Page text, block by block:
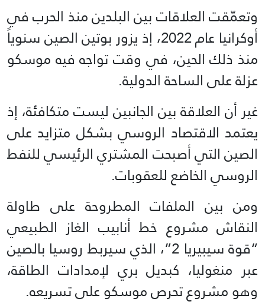
وتعمّقت العلاقات بين البلدين منذ الحرب في
أوكرانيا عام 2022، إذ يزور بوتين الصين سنوياً
منذ ذلك الحين، في وقت تواجه فيه موسكو
عزلة على الساحة الدولية.
غير أن العلاقة بين الجانبين ليست متكافئة، إذ
يعتمد الاقتصاد الروسي بشكل متزايد على
الصين التي أصبحت المشتري الرئيسي للنفط
الروسي الخاضع للعقوبات.
ومن بين الملفات المطروحة على طاولة
النقاش مشروع خط أنابيب الغاز الطبيعي
“قوة سيبيريا 2”، الذي سيربط روسيا بالصين
عبر منغوليا، كبديل بري لإمدادات الطاقة،
وهو مشروع تحرص موسكو على تسريعه.